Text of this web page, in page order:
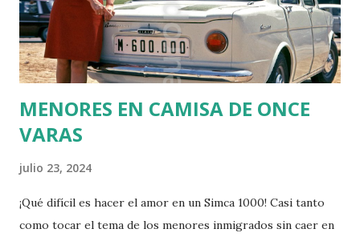
alumnado que debía pasarlo no era su totalidad, si no tan
solo un muestra seleccionada vete a saber como, ya que ni
esto está bien explicado. Deb...
MENORES EN CAMISA DE ONCE
VARAS
julio 23, 2024
¡Qué difícil es hacer el amor en un Simca 1000! Casi tanto
como tocar el tema de los menores inmigrados sin caer en